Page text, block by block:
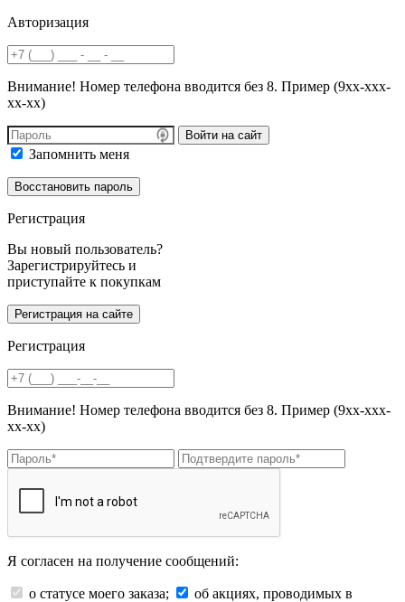
Авторизация
Внимание! Номер телефона вводится без 8. Пример (9хх-ххх-
хх-хх)
Войти на сайт
Запомнить меня
Регистрация
Вы новый пользователь?
Зарегистрируйтесь и
приступайте к покупкам
Регистрация
Внимание! Номер телефона вводится без 8. Пример (9хх-ххх-
хх-хх)
Я согласен на получение сообщений:
о статусе моего заказа;
об акциях, проводимых в